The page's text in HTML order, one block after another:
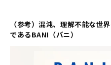
（参考）混沌、理解不能な世
であるBANI（バニ）